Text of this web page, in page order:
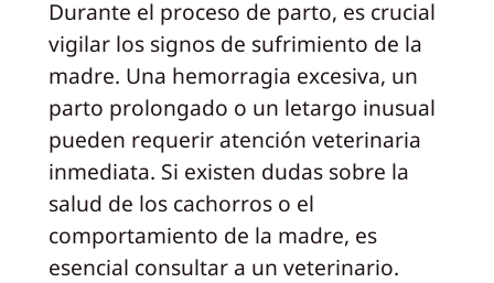
Durante el proceso de parto, es crucial
vigilar los signos de sufrimiento de la
madre. Una hemorragia excesiva, un
parto prolongado o un letargo inusual
pueden requerir atención veterinaria
inmediata. Si existen dudas sobre la
salud de los cachorros o el
comportamiento de la madre, es
esencial consultar a un veterinario.